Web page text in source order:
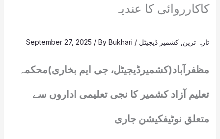
کاکارروائی کا عندیہ
تازہ ترین کشمیر ڈیجیٹل /
September 27, 2025 / ByBukhari
مظفرآباد(کشمیرڈیجیٹل، جی ایم بخاری)محکمہ
تعلیم آزاد کشمیر کا نجی تعلیمی اداروں سے
متعلق نوٹیفکیشن جاری